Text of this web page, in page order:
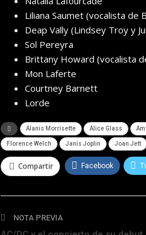
Liliana Saumet (vocalista de
Deap Vally (Lindsey Troy y
Sol Pereyra
Brittany Howard (vocalista
Mon Laferte
Courtney Barnett
Lorde
Alanis Morrisette Alice Glass
Florence Welch Janis Joplin Joan Jett
Compartir Facebook
NOTA PREVIA